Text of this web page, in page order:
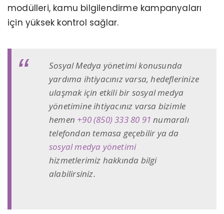
modülleri, kamu bilgilendirme kampanyaları
için yüksek kontrol sağlar.
Sosyal Medya yönetimi konusunda
yardıma ihtiyacınız varsa, hedeflerinize
ulaşmak için etkili bir sosyal medya
yönetimine ihtiyacınız varsa bizimle
hemen +90 (850) 333 80 91 numaralı
telefondan temasa geçebilir ya da
sosyal medya yönetimi
hizmetlerimiz hakkında bilgi
alabilirsiniz.